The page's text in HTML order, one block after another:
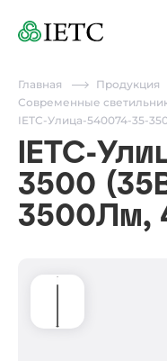
Главная Продукция
Современные
IETC-Улица-540074-35-
IETC-
3500
3500Лм,